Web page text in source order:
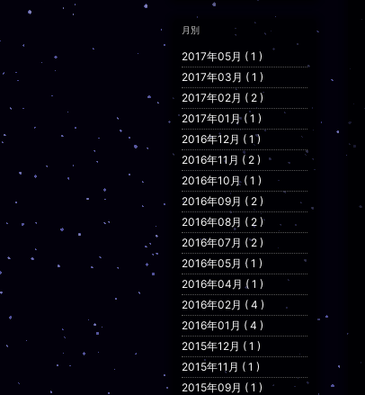
月別
2017年05月 ( 1 )
2017年03月 ( 1 )
2017年02月 ( 2 )
2017年01月 ( 1 )
2016年12月 ( 1 )
2016年11月 ( 2 )
2016年10月 ( 1 )
2016年09月 ( 2 )
2016年08月 ( 2 )
2016年07月 ( 2 )
2016年05月 ( 1 )
2016年04月 ( 1 )
2016年02月 ( 4 )
2016年01月 ( 4 )
2015年12月 ( 1 )
2015年11月 ( 1 )
2015年09月 ( 1 )